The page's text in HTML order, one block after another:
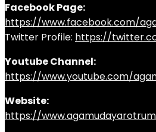
Facebook Page:
https://www.facebook.com/
Twitter Profile: https://
Youtube Channel:
https://www.youtube.com/
Website:
https://